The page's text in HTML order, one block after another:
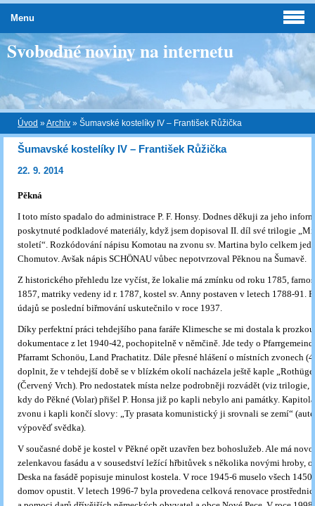
Svobodné noviny na internetu
Úvod »Archiv » Šumavské kostelíky IV – František Růžička
Šumavské kostelíky IV – František Růžička
22. 9. 2014
Pěkná
I toto místo spadalo do administrace P. F. Honsy. Dodnes děkuji za jeho
poskytnuté podkladové materiály, když jsem dopisoval II. díl své trilogie
století“. Rozkódování nápisu Komotau na zvonu sv. Martina bylo celkem
Chomutov. Avšak nápis SCHÖNAU vůbec nepotvrzoval Pěknou na Šumavě.
Z historického přehledu lze vyčíst, že lokalie má zmínku od roku 1785,
1857, matriky vedeny id r. 1787, kostel sv. Anny postaven v letech 1788-91.
údajů se poslední biřmování uskutečnilo v roce 1937.
Díky perfektní práci tehdejšího pana faráře Klimesche se mi dostala k
dokumentace z let 1940-42, pochopitelně v němčině. Jde tedy o
Pfarramt Schonöu, Land Prachatitz. Dále přesné hlášení o místních zvonech
doplnit, že v tehdejší době se v blízkém okolí nacházela ještě kaple
(Červený Vrch). Pro nedostatek místa nelze podrobněji rozvádět (viz trilogie,
kdy do Pěkné (Volar) přišel P. Honsa již po kapli nebylo ani památky.
zvonu i kapli končí slovy: „Ty prasata komunistický ji srovnali se zemí“
výpověď svědka).
V současné době je kostel v Pěkné opět uzavřen bez bohoslužeb. Ale má
zelenkavou fasádu a v sousedství ležící hřbitůvek s několika novými hroby,
Deska na fasádě popisuje minulost kostela. V roce 1945-6 muselo všech
domov opustit. V letech 1996-7 byla provedena celková renovace
Menu